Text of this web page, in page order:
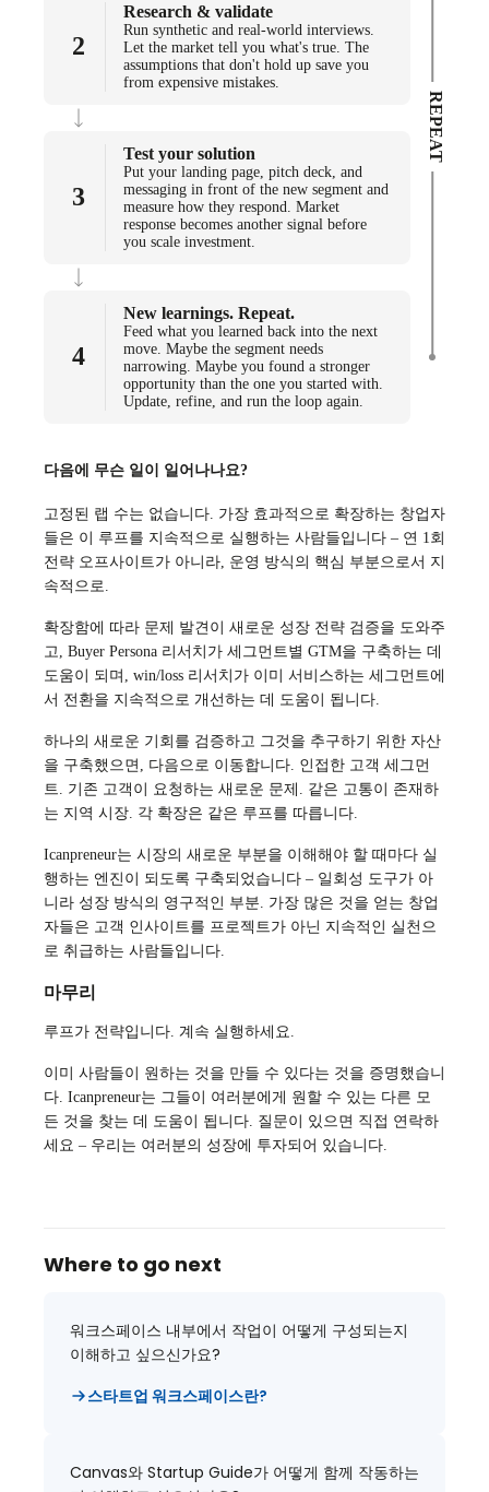
2
Research & validate
Run synthetic and real-world interviews.
Let the market tell you what's true. The
assumptions that don't hold up save you
from expensive mistakes.
3
Test your solution
Put your landing page, pitch deck, and
messaging in front of the new segment and
measure how they respond. Market
response becomes another signal before
you scale investment.
4
New learnings. Repeat.
Feed what you learned back into the next
move. Maybe the segment needs
narrowing. Maybe you found a stronger
opportunity than the one you started with.
Update, refine, and run the loop again.
REPEAT
다음에 무슨 일이 일어나나요?
고정된 랩 수는 없습니다. 가장 효과적으로 확장하는 창업자
들은 이 루프를 지속적으로 실행하는 사람들입니다 – 연 1회
전략 오프사이트가 아니라, 운영 방식의 핵심 부분으로서 지
속적으로.
확장함에 따라 문제 발견이 새로운 성장 전략 검증을 도와주
고, Buyer Persona 리서치가 세그먼트별 GTM을 구축하는 데
도움이 되며, win/loss 리서치가 이미 서비스하는 세그먼트에
서 전환을 지속적으로 개선하는 데 도움이 됩니다.
하나의 새로운 기회를 검증하고 그것을 추구하기 위한 자산
을 구축했으면, 다음으로 이동합니다. 인접한 고객 세그먼
트. 기존 고객이 요청하는 새로운 문제. 같은 고통이 존재하
는 지역 시장. 각 확장은 같은 루프를 따릅니다.
Icanpreneur는 시장의 새로운 부분을 이해해야 할 때마다 실
행하는 엔진이 되도록 구축되었습니다 – 일회성 도구가 아
니라 성장 방식의 영구적인 부분. 가장 많은 것을 얻는 창업
자들은 고객 인사이트를 프로젝트가 아닌 지속적인 실천으
로 취급하는 사람들입니다.
마무리
루프가 전략입니다. 계속 실행하세요.
이미 사람들이 원하는 것을 만들 수 있다는 것을 증명했습니
다. Icanpreneur는 그들이 여러분에게 원할 수 있는 다른 모
든 것을 찾는 데 도움이 됩니다. 질문이 있으면 직접 연락하
세요 – 우리는 여러분의 성장에 투자되어 있습니다.
Where to go next
워크스페이스 내부에서 작업이 어떻게 구성되는지
이해하고 싶으신가요?
스타트업 워크스페이스란?
Canvas와 Startup Guide가 어떻게 함께 작동하는